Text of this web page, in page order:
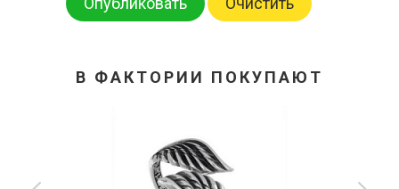
В ФАКТОРИИ ПОКУПАЮТ